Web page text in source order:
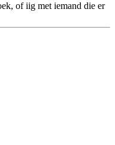
of iig met iemand die er